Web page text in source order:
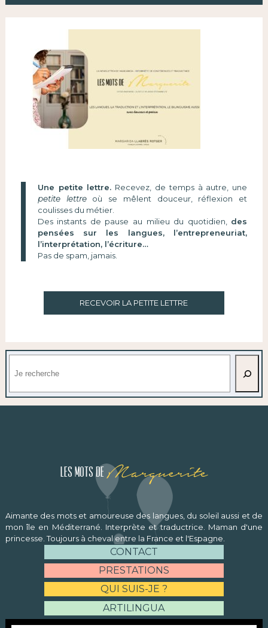
Une petite lettre. Recevez, de temps à autre, une
petite lettreoù se mêlent douceur, réflexion et
coulisses du métier.
Des instants de pause au milieu du quotidien, des
pensées sur les langues, l’entrepreneuriat,
l’interprétation, l’écriture…
Pas de spam, jamais.
RECEVOIR LA PETITE LETTRE
Les mots de Marguerite
Aimante des mots et amoureuse des langues, du soleil aussi et de
mon île en Méditerrané. Interprète et traductrice. Maman d'une
princesse. Toujours à cheval entre la France et l'Espagne.
CONTACT
PRESTATIONS
QUI SUIS-JE ?
ARTILINGUA